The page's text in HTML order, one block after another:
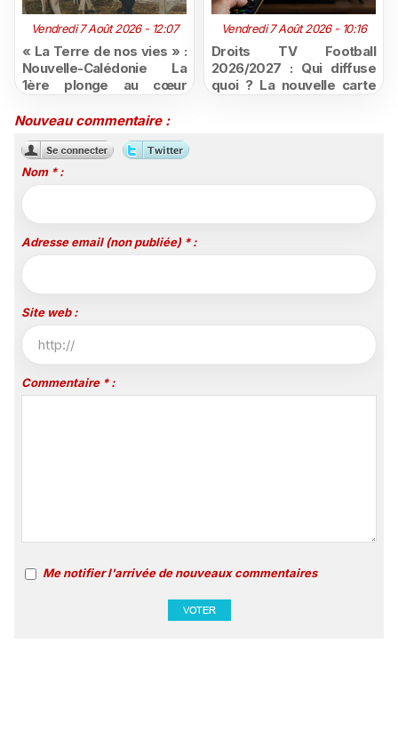
Vendredi 7 Août 2026 - 12:07
« La Terre de nos vies » :
Nouvelle-Calédonie La
1ère plonge au cœur
mutation
Vendredi 7 Août 2026 - 10:16
Droits TV Football
2026/2027 : Qui diffuse
quoi ? La nouvelle carte
Nouveau commentaire :
Nom * :
Adresse email (non publiée) * :
Site web :
Commentaire * :
Me notifier l'arrivée de nouveaux commentaires